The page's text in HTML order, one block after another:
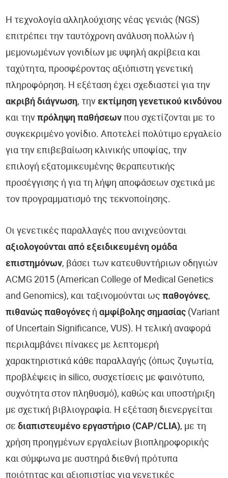
Η τεχνολογία αλληλούχισης νέας γενιάς (NGS)
επιτρέπει την ταυτόχρονη ανάλυση πολλών ή
μεμονωμένων γονιδίων με υψηλή ακρίβεια και
ταχύτητα, προσφέροντας αξιόπιστη γενετική
πληροφόρηση. Η εξέταση έχει σχεδιαστεί για την
ακριβή διάγνωση, τηνεκτίμηση γενετικού κινδύνου
και τηνπρόληψη παθήσεων που σχετίζονται με το
συγκεκριμένο γονίδιο. Αποτελεί πολύτιμο εργαλείο
για την επιβεβαίωση κλινικής υποψίας, την
επιλογή εξατομικευμένης θεραπευτικής
προσέγγισης ή για τη λήψη αποφάσεων σχετικά με
τον προγραμματισμό της τεκνοποίησης.
Οι γενετικές παραλλαγές που ανιχνεύονται
αξιολογούνται από εξειδικευμένη ομάδα
επιστημόνων, βάσει των κατευθυντήριων οδηγιών
ACMG 2015 (American College of Medical Genetics
and Genomics), και ταξινομούνται ωςπαθογόνες,
πιθανώς παθογόνες ήαμφίβολης σημασίας (Variant
of Uncertain Significance, VUS). Η τελική αναφορά
περιλαμβάνει πίνακες με λεπτομερή
χαρακτηριστικά κάθε παραλλαγής (όπως ζυγωτία,
προβλέψεις in silico, συσχετίσεις με φαινότυπο,
συχνότητα στον πληθυσμό), καθώς και υποστήριξη
με σχετική βιβλιογραφία. Η εξέταση διενεργείται
σεδιαπιστευμένο εργαστήριο (CAP/CLIA), με τη
χρήση προηγμένων εργαλείων βιοπληροφορικής
και σύμφωνα με αυστηρά διεθνή πρότυπα
ποιότητας και αξιοπιστίας για γενετικές